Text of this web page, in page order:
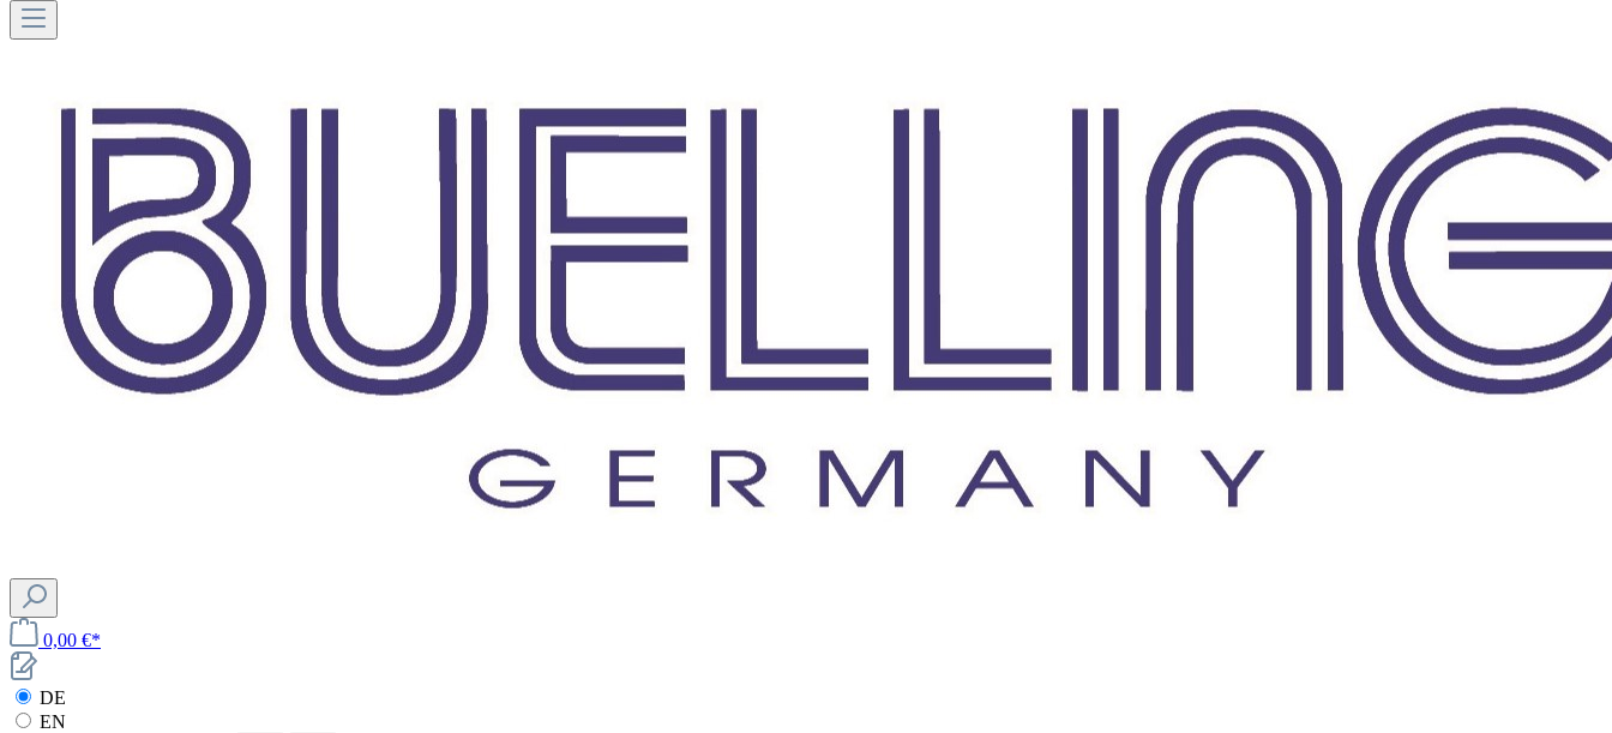
0,00 €*
DE
EN